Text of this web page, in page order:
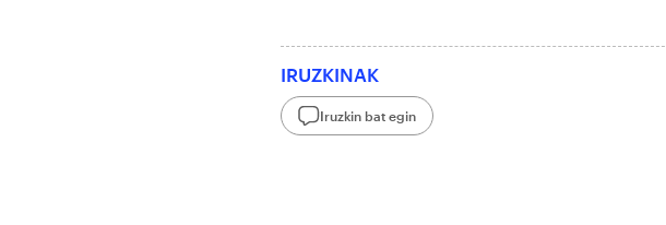
IRUZKINAK
Iruzkin bat egin